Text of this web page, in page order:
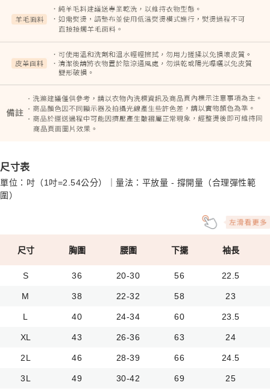
尺寸表
單位：吋（1吋=2.54公分）｜量法：平放量 - 撐開量（合理彈性範
圍）
尺寸 胸圍 腰圍 下擺 袖長
S 36 20-30 56 22.5
M 38 22-32 58 23
L 40 24-34 60 23.5
XL 43 26-36 63 24
2L 46 28-39 66 24.5
3L 49 30-42 69 25